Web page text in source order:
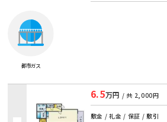
都市ガス
6.5万円 / 共 2,000円
敷金 / 礼金 / 保証 / 敷引